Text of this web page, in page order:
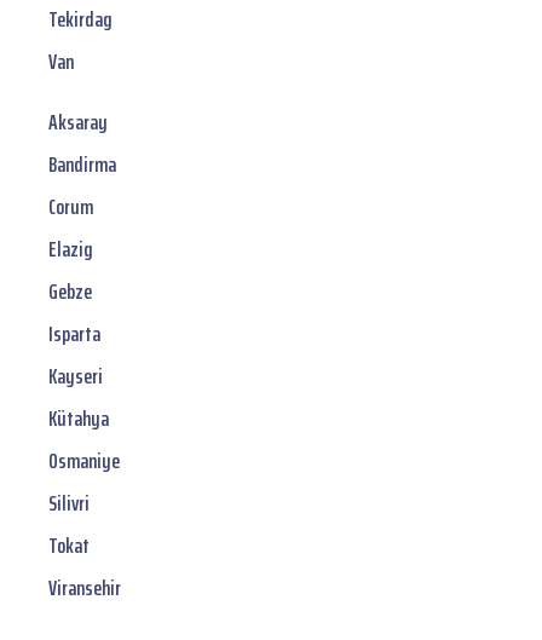
Tekirdag
Van
Aksaray
Bandirma
Corum
Elazig
Gebze
Isparta
Kayseri
Kütahya
Osmaniye
Silivri
Tokat
Viransehir